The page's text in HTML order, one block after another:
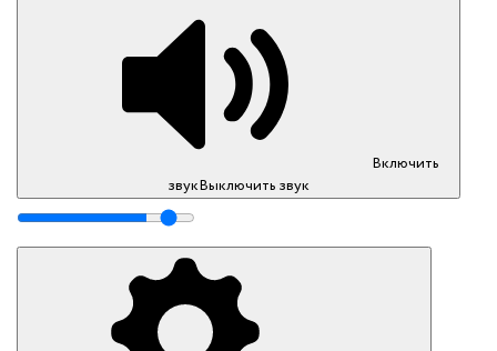
Включить
звукВыключить звук